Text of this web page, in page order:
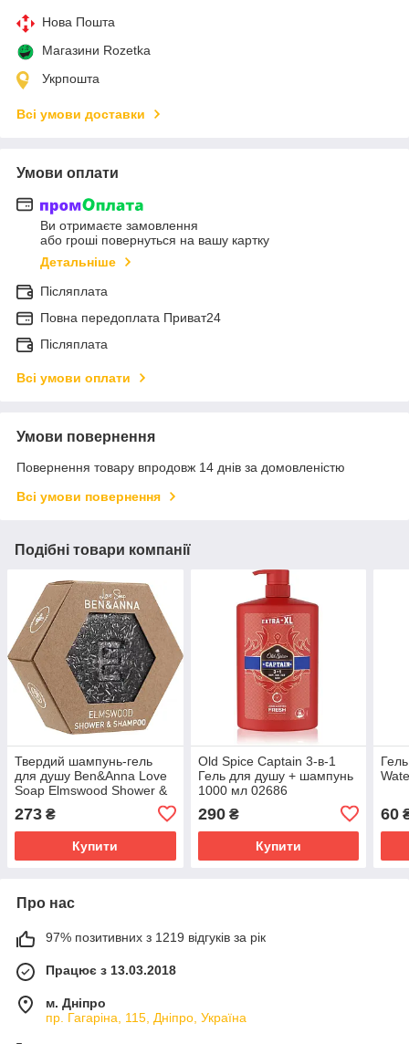
Нова Пошта
Магазини Rozetka
Укрпошта
Всі умови доставки
Умови оплати
Ви отримаєте замовлення
або гроші повернуться на вашу картку
Детальніше
Післяплата
Повна передоплата Приват24
Післяплата
Всі умови оплати
Умови повернення
Повернення товару впродовж 14 днів за домовленістю
Всі умови повернення
Подібні товари компанії
Твердий шампунь-гель
для душу Ben&Anna Love
Soap Elmswood Shower &
Shampoo Gel 60 г 02939
273 ₴
Купити
Old Spice Captain 3-в-1
Гель для душу + шампунь
1000 мл 02686
290₴
Купити
60
Про нас
97% позитивних з 1219 відгуків за рік
Працює з 13.03.2018
м. Дніпро
пр. Гагаріна, 115, Дніпро, Україна